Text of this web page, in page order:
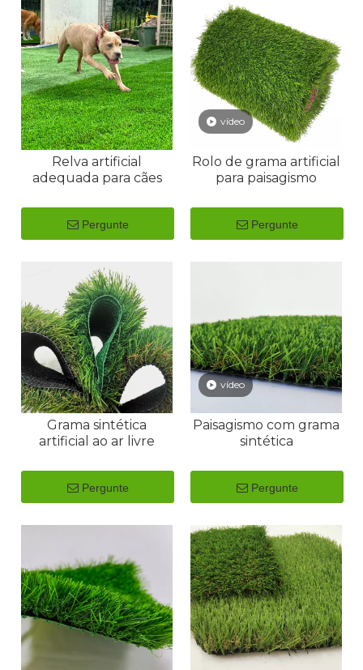
Relva artificial
adequada para cães
Pergunte
vídeo
Rolo de grama artificial
para paisagismo
Pergunte
Grama sintética
artificial ao ar livre
Pergunte
vídeo
Paisagismo com grama
sintética
Pergunte